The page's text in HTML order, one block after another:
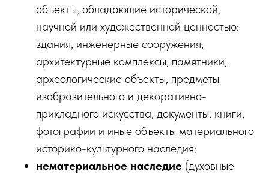
объекты, обладающие исторической,
научной или художественной ценностью:
здания, инженерные сооружения,
архитектурные комплексы, памятники,
археологические объекты, предметы
изобразительного и декоративно-
прикладного искусства, документы, книги,
фотографии и иные объекты материального
историко-культурного наследия;
нематериальное наследие (духовные